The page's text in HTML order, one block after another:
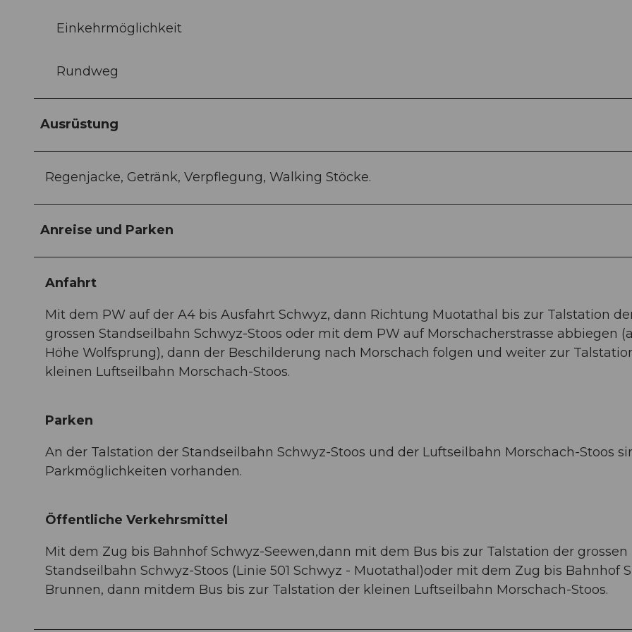
Einkehrmöglichkeit
Rundweg
Ausrüstung
Regenjacke, Getränk, Verpflegung, Walking Stöcke.
Anreise und Parken
Anfahrt
Mit dem PW auf der A4 bis Ausfahrt Schwyz, dann Richtung Muotathal bis zur Talstation
grossen Standseilbahn Schwyz-Stoos oder mit dem PW auf Morschacherstrasse abbiegen
Höhe Wolfsprung), dann der Beschilderung nach Morschach folgen und weiter zur
kleinen Luftseilbahn Morschach-Stoos.
Parken
An der Talstation der Standseilbahn Schwyz-Stoos und der Luftseilbahn Morschach-Stoos
Parkmöglichkeiten vorhanden.
Öffentliche Verkehrsmittel
Mit dem Zug bis Bahnhof Schwyz-Seewen,dann mit dem Bus bis zur Talstation der grossen
Standseilbahn Schwyz-Stoos (Linie 501 Schwyz - Muotathal)oder mit dem Zug bis Bahnhof
Brunnen, dann mitdem Bus bis zur Talstation der kleinen Luftseilbahn Morschach-Stoos.